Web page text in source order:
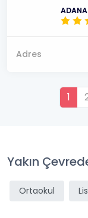
Adres
1
Yakın
Ortaokul